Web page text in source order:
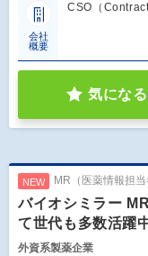
会社
概要
CSO（
気になる
NEW MR（医薬情報担
バイオシミラー
て世代も多数活躍中
外資系製薬企業